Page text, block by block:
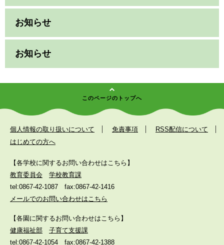
お知らせ
お知らせ
このページのトップへ
個人情報の取り扱いについて 免責事項
RSS配信について
はじめての方へ
【各学校に関するお問い合わせはこちら】
教育委員会
学校教育課
tel:0867-42-1087
fax:0867-42-1416
メールでのお問い合わせはこちら
【各園に関するお問い合わせはこちら】
健康福祉部
子育て支援課
tel:0867-42-1054
fax:0867-42-1388